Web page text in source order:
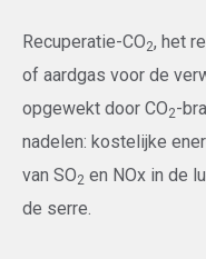
Recuperatie-CO2, het
of aardgas voor de
opgewekt door CO2-
nadelen: kostelijke
van SO2 en NOx in de
de serre.